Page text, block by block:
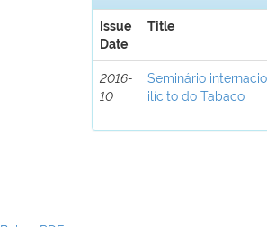
Issue
Date
Title
2016-
10
Seminário
ilícito do Tabaco